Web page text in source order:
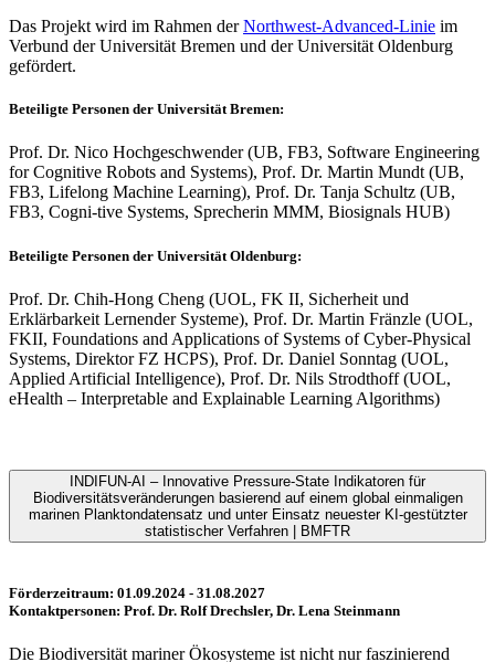
Das Projekt wird im Rahmen derNorthwest-Advanced-Linie im
Verbund der Universität Bremen und der Universität Oldenburg
gefördert.
Beteiligte Personen der Universität Bremen:
Prof. Dr. Nico Hochgeschwender (UB, FB3, Software Engineering
for Cognitive Robots and Systems), Prof. Dr. Martin Mundt (UB,
FB3, Lifelong Machine Learning), Prof. Dr. Tanja Schultz (UB,
FB3, Cogni-tive Systems, Sprecherin MMM, Biosignals HUB)
Beteiligte Personen der Universität Oldenburg:
Prof. Dr. Chih-Hong Cheng (UOL, FK II, Sicherheit und
Erklärbarkeit Lernender Systeme), Prof. Dr. Martin Fränzle (UOL,
FKII, Foundations and Applications of Systems of Cyber-Physical
Systems, Direktor FZ HCPS), Prof. Dr. Daniel Sonntag (UOL,
Applied Artificial Intelligence), Prof. Dr. Nils Strodthoff (UOL,
eHealth – Interpretable and Explainable Learning Algorithms)
INDIFUN-AI – Innovative Pressure-State Indikatoren für
Biodiversitätsveränderungen basierend auf einem global einmaligen
marinen Planktondatensatz und unter Einsatz neuester KI-gestützter
statistischer Verfahren | BMFTR
Förderzeitraum: 01.09.2024 - 31.08.2027
Kontaktpersonen: Prof. Dr. Rolf Drechsler, Dr. Lena Steinmann
Die Biodiversität mariner Ökosysteme ist nicht nur faszinierend